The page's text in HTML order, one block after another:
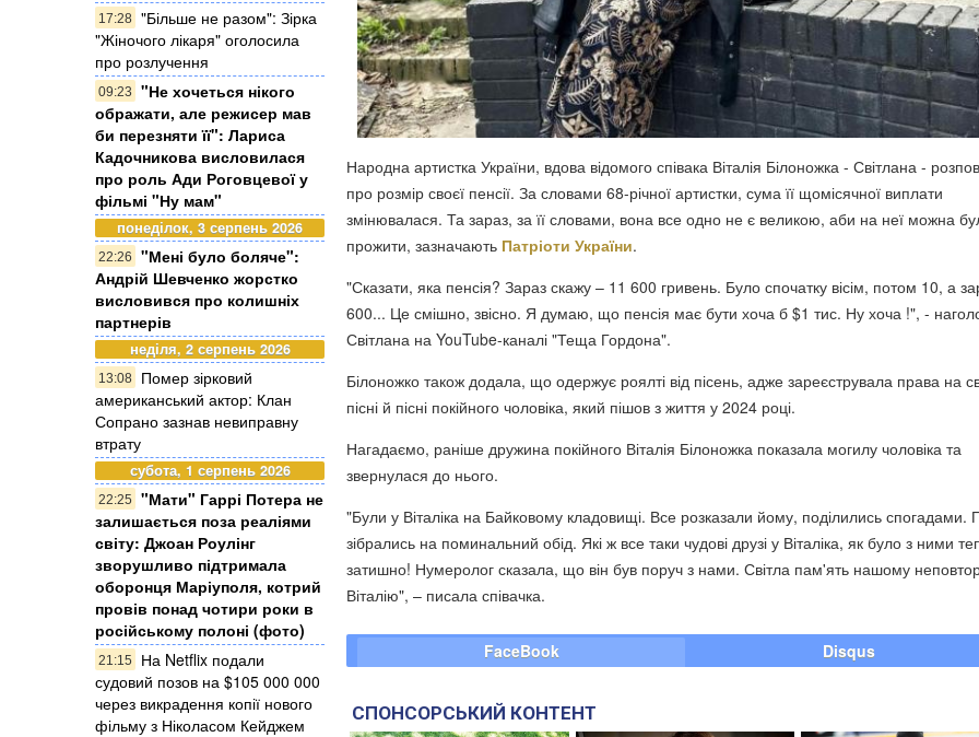
17:28 "Більше не разом": Зірка
"Жіночого лікаря" оголосила
про розлучення
09:23
"Не хочеться нікого
ображати, але режисер мав
би перезняти її": Лариса
Кадочникова висловилася
про роль Ади Роговцевої у
фільмі "Ну мам"
понеділок, 3 серпень 2026
22:26
"Мені було боляче":
Андрій Шевченко жорстко
висловився про колишніх
партнерів
неділя, 2 серпень 2026
13:08
Помер зірковий
американський актор: Клан
Сопрано зазнав невиправну
втрату
субота, 1 серпень 2026
22:25
"Мати" Гаррі Потера не
залишається поза реаліями
світу: Джоан Роулінг
зворушливо підтримала
оборонця Маріуполя, котрий
провів понад чотири роки в
російському полоні (фото)
21:15
На Netflix подали
судовий позов на $105 000 000
через викрадення копії нового
фільму з Ніколасом Кейджем
Народна артистка України, вдова відомого співака Віталія Білоножка - Світлана -
про розмір своєї пенсії. За словами 68-річної артистки, сума її щомісячної виплати
змінювалася. Та зараз, за її словами, вона все одно не є великою, аби на неї можна
прожити, зазначають Патріоти України.
"Сказати, яка пенсія? Зараз скажу – 11 600 гривень. Було спочатку вісім, потом 10, а
600... Це смішно, звісно. Я думаю, що пенсія має бути хоча б $1 тис. Ну хоча !", -
Світлана на YouTube-каналі "Теща Гордона".
Білоножко також додала, що одержує роялті від пісень, адже зареєструвала права на
пісні й пісні покійного чоловіка, який пішов з життя у 2024 році.
Нагадаємо, раніше дружина покійного Віталія Білоножка показала могилу чоловіка та
звернулася до нього.
"Були у Віталіка на Байковому кладовищі. Все розказали йому, поділились спогадами.
зібрались на поминальний обід. Які ж все таки чудові друзі у Віталіка, як було з ними
затишно! Нумеролог сказала, що він був поруч з нами. Світла пам'ять нашому
Віталію", – писала співачка.
FaceBook Disqus
СПОНСОРСЬКИЙ КОНТЕНТ